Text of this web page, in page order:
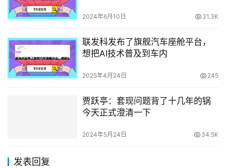
2024年6月10日 31.3K
联发科发布了旗舰汽车座舱平台，
想把AI技术普及到车内
2025年4月24日 245
贾跃亭：套现问题背了十几年的锅
今天正式澄清一下
2024年5月24日 34.5K
发表回复